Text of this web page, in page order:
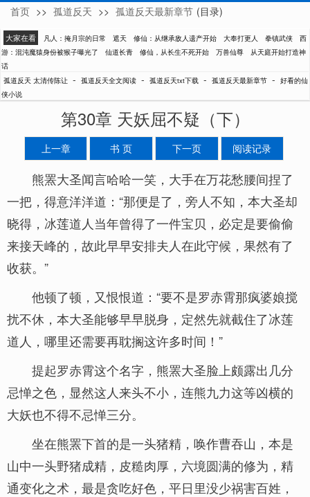
太清传陈让
首页 >> 孤道反天 >> 孤道反天最新章节 (目录)
大家在看 凡人：掩月宗的日常 遮天 修仙：从继承敌人遗产开始 大奉打更人 拳镇武侠
西
游：混沌魔猿身份被猴子曝光了
仙道长青 修仙，从长生不死开始 万兽仙尊
从天庭开始打造神
话
孤道反天 太清传陈让 - 孤道反天全文阅读 - 孤道反天txt下载 - 孤道反天最新章节 - 好看的仙
侠小说
第30章 天妖屈不疑（下）
上一章 书 页 下一页 阅读记录
熊罴大圣闻言哈哈一笑，大手在万花愁腰间捏了
一把，得意洋洋道：“那便是了，旁人不知，本大圣却
晓得，冰莲道人当年曾得了一件宝贝，必定是要偷偷
来接天峰的，故此早早安排夫人在此守候，果然有了
收获。”
他顿了顿，又恨恨道：“要不是罗赤霄那疯婆娘搅
扰不休，本大圣能够早早脱身，定然先就截住了冰莲
道人，哪里还需要再耽搁这许多时间！”
提起罗赤霄这个名字，熊罴大圣脸上颇露出几分
忌惮之色，显然这人来头不小，连熊九力这等凶横的
大妖也不得不忌惮三分。
坐在熊罴下首的是一头猪精，唤作曹吞山，本是
山中一头野猪成精，皮糙肉厚，六境圆满的修为，精
通变化之术，最是贪吃好色，平日里没少祸害百姓，